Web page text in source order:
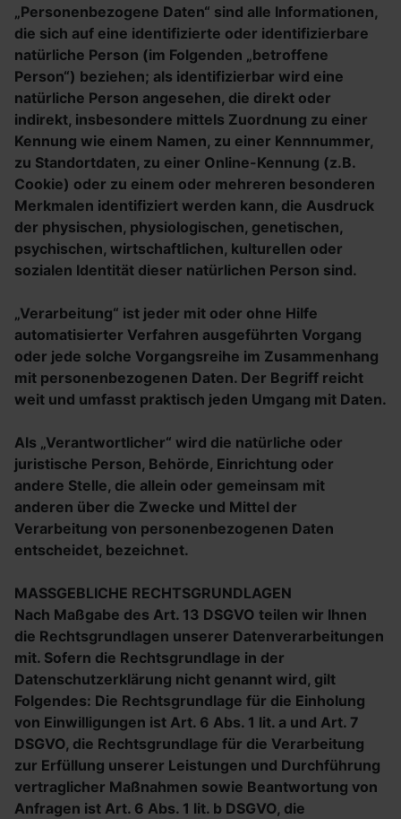
„Personenbezogene Daten“ sind alle Informationen,
die sich auf eine identifizierte oder identifizierbare
natürliche Person (im Folgenden „betroffene
Person“) beziehen; als identifizierbar wird eine
natürliche Person angesehen, die direkt oder
indirekt, insbesondere mittels Zuordnung zu einer
Kennung wie einem Namen, zu einer Kennnummer,
zu Standortdaten, zu einer Online-Kennung (z.B.
Cookie) oder zu einem oder mehreren besonderen
Merkmalen identifiziert werden kann, die Ausdruck
der physischen, physiologischen, genetischen,
psychischen, wirtschaftlichen, kulturellen oder
sozialen Identität dieser natürlichen Person sind.
„Verarbeitung“ ist jeder mit oder ohne Hilfe
automatisierter Verfahren ausgeführten Vorgang
oder jede solche Vorgangsreihe im Zusammenhang
mit personenbezogenen Daten. Der Begriff reicht
weit und umfasst praktisch jeden Umgang mit Daten.
Als „Verantwortlicher“ wird die natürliche oder
juristische Person, Behörde, Einrichtung oder
andere Stelle, die allein oder gemeinsam mit
anderen über die Zwecke und Mittel der
Verarbeitung von personenbezogenen Daten
entscheidet, bezeichnet.
MASSGEBLICHE RECHTSGRUNDLAGEN
Nach Maßgabe des Art. 13 DSGVO teilen wir Ihnen
die Rechtsgrundlagen unserer Datenverarbeitungen
mit. Sofern die Rechtsgrundlage in der
Datenschutzerklärung nicht genannt wird, gilt
Folgendes: Die Rechtsgrundlage für die Einholung
von Einwilligungen ist Art. 6 Abs. 1 lit. a und Art. 7
DSGVO, die Rechtsgrundlage für die Verarbeitung
zur Erfüllung unserer Leistungen und Durchführung
vertraglicher Maßnahmen sowie Beantwortung von
Anfragen ist Art. 6 Abs. 1 lit. b DSGVO, die